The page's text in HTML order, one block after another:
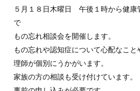
５月１８日木曜日 午後１時から健康
で
もの忘れ相談会を開催します。
もの忘れや認知症について心配なこ
理師が個別にうかがいます。
家族の方の相談も受け付けています。